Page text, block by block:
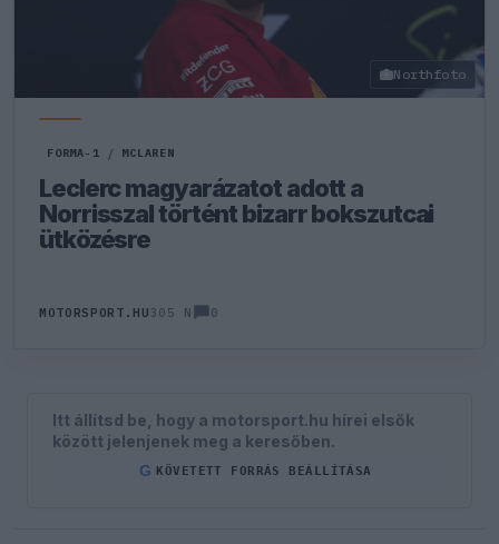
Northfoto
FORMA-1 / MCLAREN
Leclerc magyarázatot adott a
Norrisszal történt bizarr bokszutcai
ütközésre
MOTORSPORT.HU305 N 0
Itt állítsd be, hogy a motorsport.hu hírei elsők
között jelenjenek meg a keresőben.
G KÖVETETT FORRÁS BEÁLLÍTÁSA